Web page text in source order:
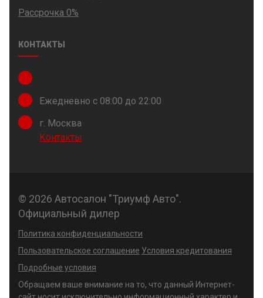
Рассрочка 0%
КОНТАКТЫ
Ежедневно с 08:00 до 22:00
г. Москва
Контакты
© 2026 Автосалон "Триумф Авто".
Официальный дилер
Политика конфиденциальности
Пользовательское соглашение Условия кредитования
Подробные условия
Обращаем ваше внимание на то, что данный Интернет-